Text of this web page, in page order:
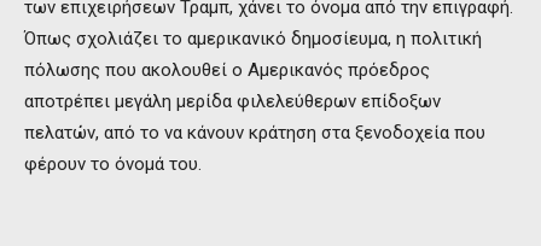
των επιχειρήσεων Τραμπ, χάνει το όνομα από την επιγραφή.
Όπως σχολιάζει το αμερικανικό δημοσίευμα, η πολιτική
πόλωσης που ακολουθεί ο Αμερικανός πρόεδρος
αποτρέπει μεγάλη μερίδα φιλελεύθερων επίδοξων
πελατών, από το να κάνουν κράτηση στα ξενοδοχεία που
φέρουν το όνομά του.